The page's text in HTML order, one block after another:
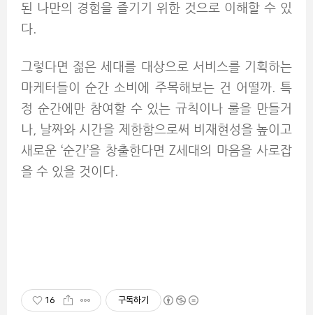
된 나만의 경험을 즐기기 위한 것으로 이해할 수 있
다.
그렇다면 젊은 세대를 대상으로 서비스를 기획하는
마케터들이 순간 소비에 주목해보는 건 어떨까. 특
정 순간에만 참여할 수 있는 규칙이나 룰을 만들거
나, 날짜와 시간을 제한함으로써 비재현성을 높이고
새로운 ‘순간’을 창출한다면 Z세대의 마음을 사로잡
을 수 있을 것이다.
16 구독하기